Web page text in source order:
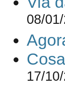
08/
17/